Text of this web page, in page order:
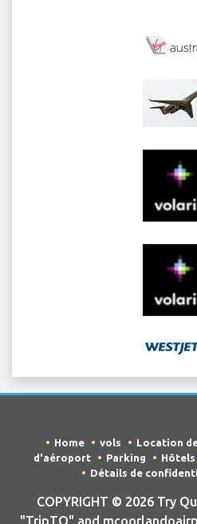
Home vols Location
d'aéroport
Parking Hôtels
Détails de
COPYRIGHT © 2026 Try
"TripTQ" and